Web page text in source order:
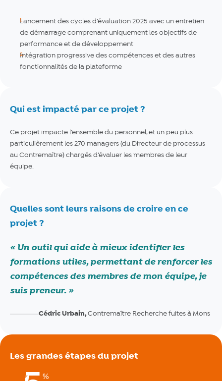
Lancement des cycles d’évaluation 2025 avec un entretien
de démarrage comprenant uniquement les objectifs de
performance et de développement
Intégration progressive des compétences et des autres
fonctionnalités de la plateforme
Qui est impacté par ce projet ?
Ce projet impacte l’ensemble du personnel, et un peu plus
particulièrement les 270 managers (du Directeur de processus
au Contremaître) chargés d’évaluer les membres de leur
équipe.
Quelles sont leurs raisons de croire en ce
projet ?
Un outil qui aide à mieux identifier les
formations utiles, permettant de renforcer les
compétences des membres de mon équipe, je
suis preneur.
Cédric Urbain,Contremaître Recherche fuites à Mons
Les grandes étapes du projet
%